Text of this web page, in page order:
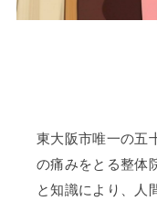
東大阪市唯一の五
の痛みをとる整体
と知識により、人